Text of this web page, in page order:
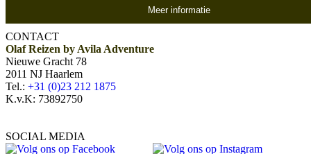
Meer informatie
CONTACT
Olaf Reizen by Avila Adventure
Nieuwe Gracht 78
2011 NJ Haarlem
Tel.: +31 (0)23 212 1875
K.v.K: 73892750
SOCIAL MEDIA